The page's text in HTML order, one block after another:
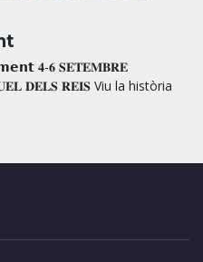
𝟒-𝟔 𝐒𝐄𝐓𝐄𝐌𝐁𝐑𝐄
𝐃𝐄𝐋𝐒 𝐑𝐄𝐈𝐒 Viu la història